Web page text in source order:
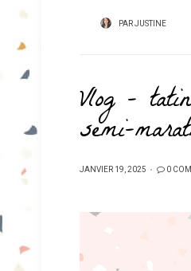
PARJUSTINE
Vlog –
semi-
PUBLIÉ
JANVIER 19, 2025 0